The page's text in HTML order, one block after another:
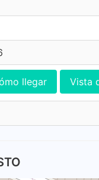
llegar Vista